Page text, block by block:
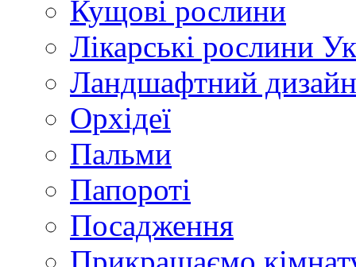
Кущові рослини
Лікарські рослини
Ландшафтний дизайн
Орхідеї
Пальми
Папороті
Посадження